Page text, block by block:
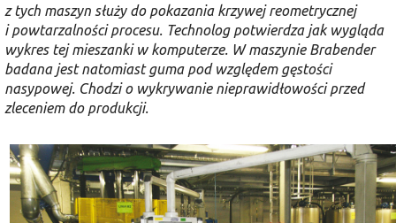
z tych maszyn służy do pokazania krzywej reometrycznej
i powtarzalności procesu. Technolog potwierdza jak wygląda
wykres tej mieszanki w komputerze. W maszynie Brabender
badana jest natomiast guma pod względem gęstości
nasypowej. Chodzi o wykrywanie nieprawidłowości przed
zleceniem do produkcji.